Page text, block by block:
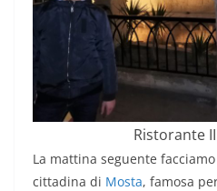
Ristorante
La mattina seguente
cittadina di Mosta, famosa